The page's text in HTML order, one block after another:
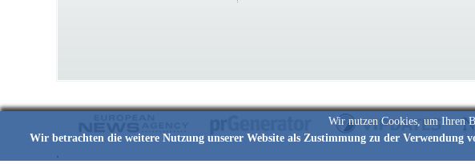
Wir nutzen Cookies, um Ihren
Wir betrachten die weitere Nutzung unserer Website als Zustimmung zu der Verwendung
.